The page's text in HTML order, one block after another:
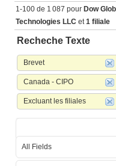
1-100 de 1 087 pour Dow
Technologies LLC et1 filiale
Recheche Texte
Brevet
Canada - CIPO
Excluant les filiales
All Fields